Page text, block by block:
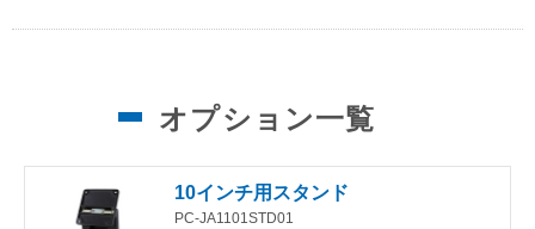
オプション一覧
10インチ用スタンド
PC-JA1101STD01